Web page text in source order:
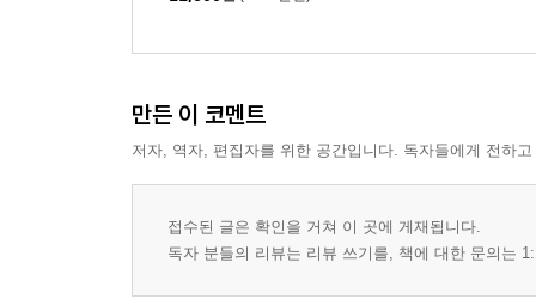
만든 이 코멘트
저자, 역자, 편집자를 위한 공간입니다. 독자들에게 전하
접수된 글은 확인을 거쳐 이 곳에 게재됩니다.
독자 분들의 리뷰는 리뷰 쓰기를, 책에 대한 문의는